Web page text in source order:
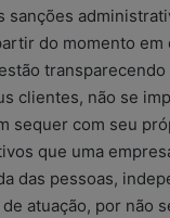
sanções
do momento em
clientes, não se
sequer com seu
que uma
das pessoas,
atuação, por não